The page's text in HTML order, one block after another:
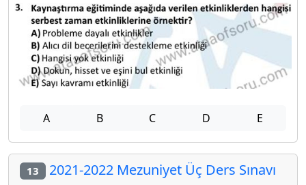
A B C D E
13 2021-2022 Mezuniyet Üç Ders Sınavı